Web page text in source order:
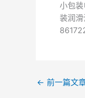
小包装
装润
← 前一篇文